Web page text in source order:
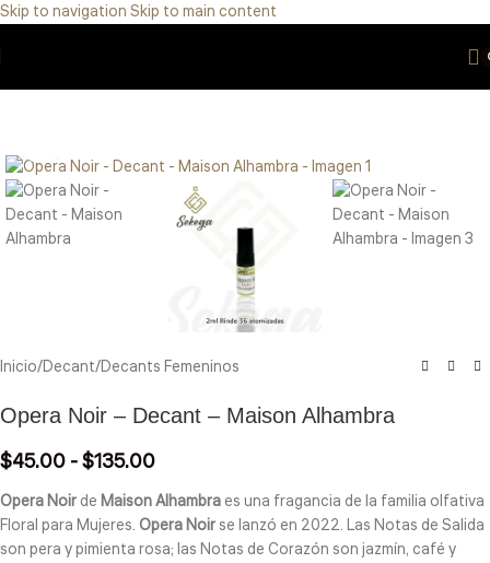
Skip to navigation Skip to main content
Inicio/Decant/Decants Femeninos
Opera Noir – Decant – Maison Alhambra
$45.00-$135.00
Opera Noir de Maison Alhambra es una fragancia de la familia olfativa
Floral para Mujeres. Opera Noir se lanzó en 2022. Las Notas de Salida
son pera y pimienta rosa; las Notas de Corazón son jazmín, café y